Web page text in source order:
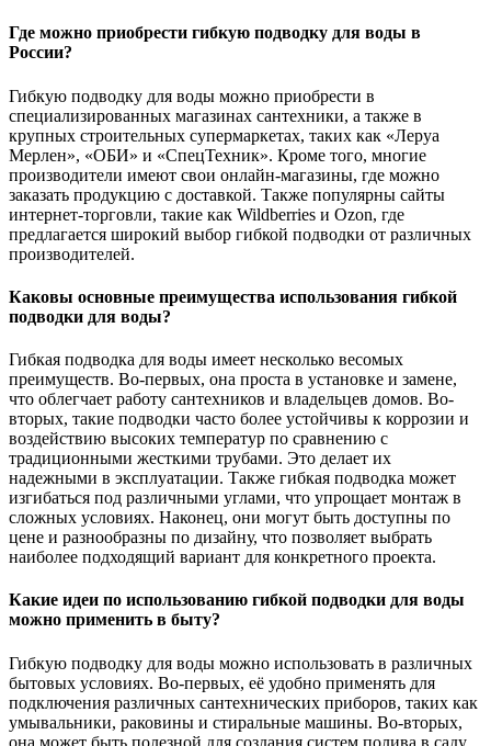
Где можно приобрести гибкую подводку для воды в
России?
Гибкую подводку для воды можно приобрести в
специализированных магазинах сантехники, а также в
крупных строительных супермаркетах, таких как «Леруа
Мерлен», «ОБИ» и «СпецТехник». Кроме того, многие
производители имеют свои онлайн-магазины, где можно
заказать продукцию с доставкой. Также популярны сайты
интернет-торговли, такие как Wildberries и Ozon, где
предлагается широкий выбор гибкой подводки от различных
производителей.
Каковы основные преимущества использования гибкой
подводки для воды?
Гибкая подводка для воды имеет несколько весомых
преимуществ. Во-первых, она проста в установке и замене,
что облегчает работу сантехников и владельцев домов. Во-
вторых, такие подводки часто более устойчивы к коррозии и
воздействию высоких температур по сравнению с
традиционными жесткими трубами. Это делает их
надежными в эксплуатации. Также гибкая подводка может
изгибаться под различными углами, что упрощает монтаж в
сложных условиях. Наконец, они могут быть доступны по
цене и разнообразны по дизайну, что позволяет выбрать
наиболее подходящий вариант для конкретного проекта.
Какие идеи по использованию гибкой подводки для воды
можно применить в быту?
Гибкую подводку для воды можно использовать в различных
бытовых условиях. Во-первых, её удобно применять для
подключения различных сантехнических приборов, таких как
умывальники, раковины и стиральные машины. Во-вторых,
она может быть полезной для создания систем полива в саду